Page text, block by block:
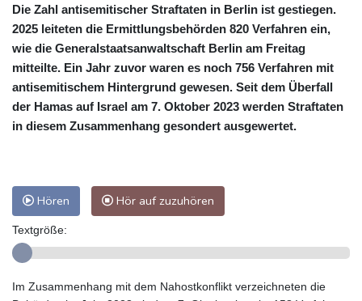
Die Zahl antisemitischer Straftaten in Berlin ist gestiegen.
2025 leiteten die Ermittlungsbehörden 820 Verfahren ein,
wie die Generalstaatsanwaltschaft Berlin am Freitag
mitteilte. Ein Jahr zuvor waren es noch 756 Verfahren mit
antisemitischem Hintergrund gewesen. Seit dem Überfall
der Hamas auf Israel am 7. Oktober 2023 werden Straftaten
in diesem Zusammenhang gesondert ausgewertet.
Hören Hör auf zuzuhören
Textgröße:
Im Zusammenhang mit dem Nahostkonflikt verzeichneten die